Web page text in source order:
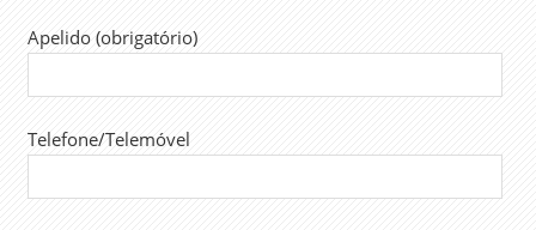
Apelido (obrigatório)
Telefone/Telemóvel